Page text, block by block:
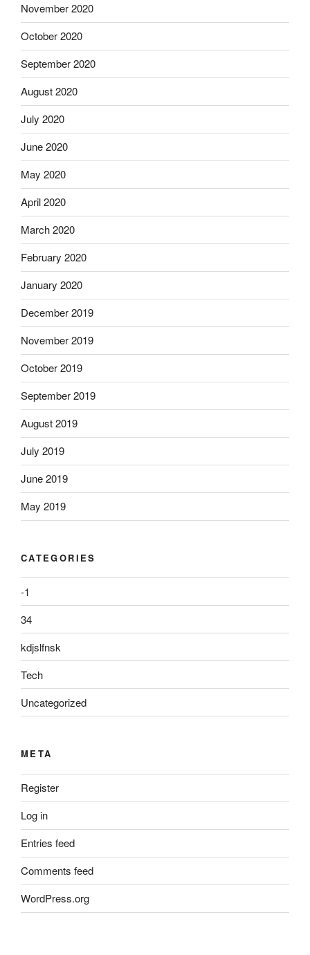
November 2020
October 2020
September 2020
August 2020
July 2020
June 2020
May 2020
April 2020
March 2020
February 2020
January 2020
December 2019
November 2019
October 2019
September 2019
August 2019
July 2019
June 2019
May 2019
CATEGORIES
-1
34
kdjslfnsk
Tech
Uncategorized
META
Register
Log in
Entries feed
Comments feed
WordPress.org